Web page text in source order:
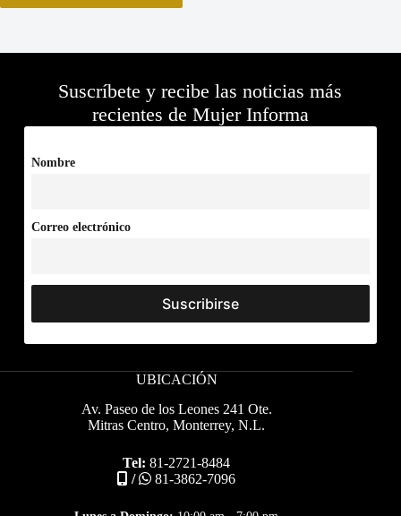
Suscríbete y recibe las noticias más
recientes de Mujer Informa
Nombre
Correo electrónico
UBICACIÓN
Av. Paseo de los Leones 241 Ote.
Mitras Centro, Monterrey, N.L.
Tel: 81-2721-8484
/
81-3862-7096